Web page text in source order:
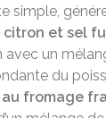
simple,
citron et sel
un
du
fromage